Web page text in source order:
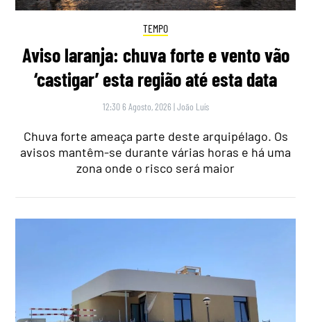
TEMPO
Aviso laranja: chuva forte e vento vão
‘castigar’ esta região até esta data
12:30 6 Agosto, 2026 |João Luís
Chuva forte ameaça parte deste arquipélago. Os
avisos mantêm-se durante várias horas e há uma
zona onde o risco será maior